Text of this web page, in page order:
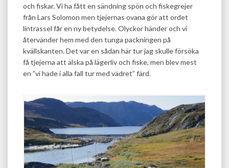
och fiskar. Vi ha fått en sändning spön och fiskegrejer
från Lars Solomon men tjejernas ovana gör att ordet
lintrassel får en ny betydelse. Olyckor händer och vi
återvänder hem med den tunga packningen på
kvällskanten. Det var en sådan här tur jag skulle försöka
få tjejerna att älska på lägerliv och fiske, men blev mest
en ”vi hade i alla fall tur med vädret” färd.